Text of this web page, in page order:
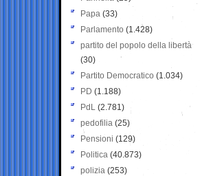
Papa (33)
Parlamento (1.428)
partito del popolo della libertà
(30)
Partito Democratico (1.034)
PD (1.188)
PdL (2.781)
pedofilia (25)
Pensioni (129)
Politica (40.873)
polizia (253)